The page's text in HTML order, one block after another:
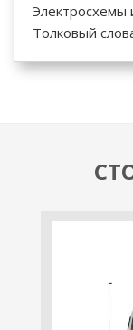
Электросхемы
Толковый